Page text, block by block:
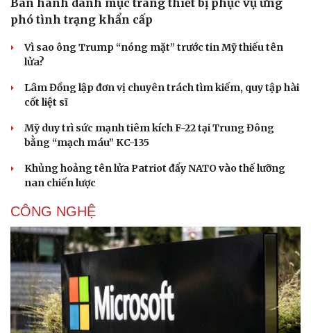
Doanh nghiệp
Thông tin doanh nghiệp
Doanh nghiệp 24h
Doanh nhân
Công nghệ
Sành điệu
Tin Công nghệ
Trải nghiệm
Ban hành danh mục trang thiết bị phục vụ ứng
phó tình trạng khẩn cấp
Vì sao ông Trump “nóng mặt” trước tin Mỹ thiếu tên
lửa?
Lâm Đồng lập đơn vị chuyên trách tìm kiếm, quy tập hài
cốt liệt sĩ
Mỹ duy trì sức mạnh tiêm kích F-22 tại Trung Đông
bằng “mạch máu” KC-135
Khủng hoảng tên lửa Patriot đẩy NATO vào thế lưỡng
nan chiến lược
CÔNG NGHỆ